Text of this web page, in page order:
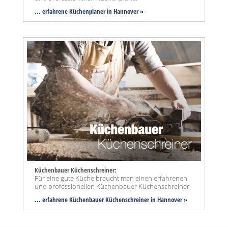
... erfahrene Küchenplaner in Hannover »
Küchenbauer Küchenschreiner:
Für eine gute Küche braucht man einen erfahrenen
und professionellen Küchenbauer Küchenschreiner
... erfahrene Küchenbauer Küchenschreiner in Hannover »